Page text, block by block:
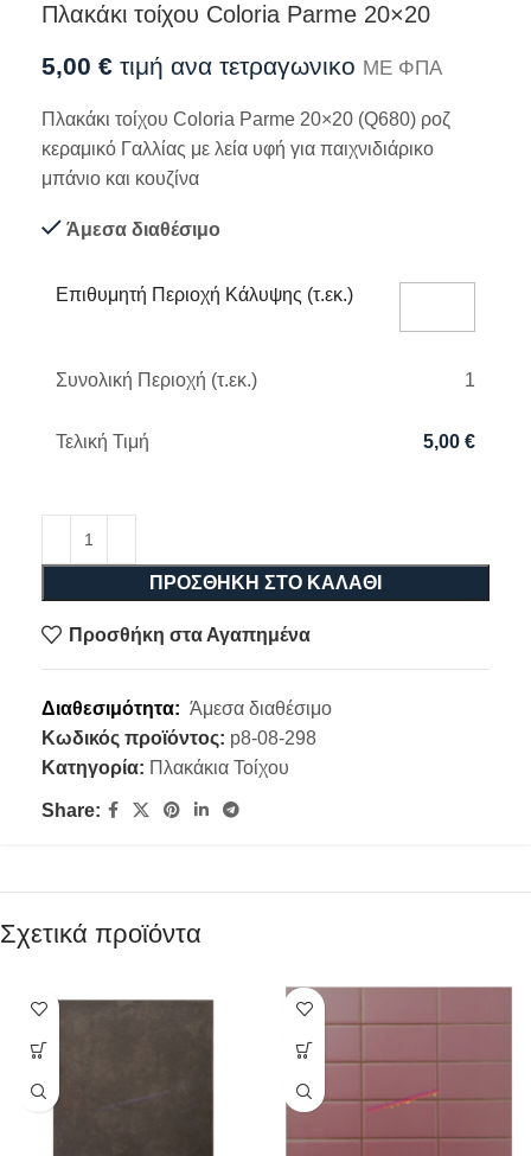
Πλακάκι τοίχου Coloria Parme 20×20
5,00 € τιμή ανα τετραγωνικο ΜΕ ΦΠΑ
Πλακάκι τοίχου Coloria Parme 20×20 (Q680) ροζ
κεραμικό Γαλλίας με λεία υφή για παιχνιδιάρικο
μπάνιο και κουζίνα
Άμεσα διαθέσιμο
Επιθυμητή Περιοχή Κάλυψης (τ.εκ.)
Συνολική Περιοχή (τ.εκ.) 1
Τελική Τιμή 5,00 €
ΠΡΟΣΘΉΚΗ ΣΤΟ ΚΑΛΆΘΙ
Προσθήκη στα Αγαπημένα
Διαθεσιμότητα: Άμεσα διαθέσιμο
Κωδικός προϊόντος: p8-08-298
Κατηγορία: Πλακάκια Τοίχου
Share:
Σχετικά προϊόντα